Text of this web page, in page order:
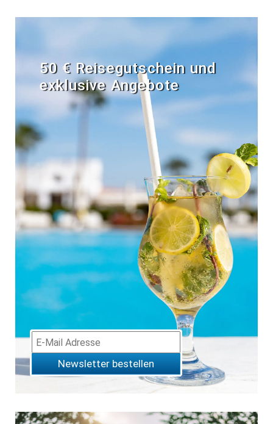
50 € Reisegutschein und
exklusive Angebote
Newsletter bestellen